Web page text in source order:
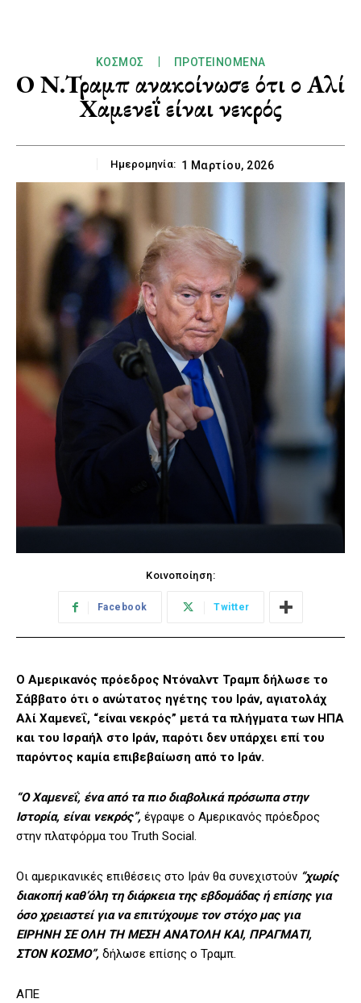
ΚΌΣΜΟΣ ΠΡΟΤΕΙΝΌΜΕΝΑ
Ο Ν.Τραμπ ανακοίνωσε ότι ο Αλί
Χαμενεΐ είναι νεκρός
Ημερομηνία: 1 Μαρτίου, 2026
Κοινοποίηση:
Facebook Twitter
Ο Αμερικανός πρόεδρος Ντόναλντ Τραμπ δήλωσε το
Σάββατο ότι ο ανώτατος ηγέτης του Ιράν, αγιατολάχ
Αλί Χαμενεΐ, “είναι νεκρός” μετά τα πλήγματα των ΗΠΑ
και του Ισραήλ στο Ιράν, παρότι δεν υπάρχει επί του
παρόντος καμία επιβεβαίωση από το Ιράν.
“Ο Χαμενεΐ, ένα από τα πιο διαβολικά πρόσωπα στην
Ιστορία, είναι νεκρός”, έγραψε ο Αμερικανός πρόεδρος
στην πλατφόρμα του Truth Social.
Οι αμερικανικές επιθέσεις στο Ιράν θα συνεχιστούν “χωρίς
διακοπή καθ’όλη τη διάρκεια της εβδομάδας ή επίσης για
όσο χρειαστεί για να επιτύχουμε τον στόχο μας για
ΕΙΡΗΝΗ ΣΕ ΟΛΗ ΤΗ ΜΕΣΗ ΑΝΑΤΟΛΗ ΚΑΙ, ΠΡΑΓΜΑΤΙ,
ΣΤΟΝ ΚΟΣΜΟ”, δήλωσε επίσης ο Τραμπ.
ΑΠΕ